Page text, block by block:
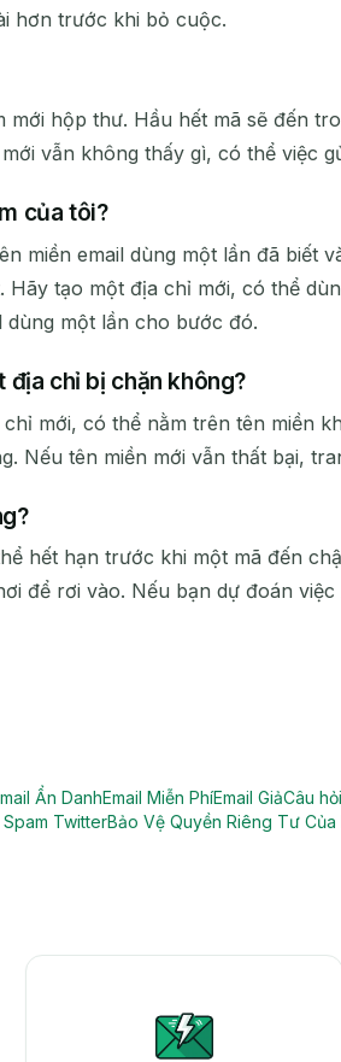
hơn trước khi bỏ cuộc.
mới hộp thư. Hầu hết mã sẽ đến
vẫn không thấy gì, có thể việc
của tôi?
miền email dùng một lần đã
tạo một địa chỉ mới, có thể
một lần cho bước đó.
địa chỉ bị chặn không?
mới, có thể nằm trên tên miền
Nếu tên miền mới vẫn thất bại,
hết hạn trước khi một mã đến
để rơi vào. Nếu bạn dự đoán
Ẩn DanhEmail Miễn PhíEmail GiảCâu
TwitterBảo Vệ Quyền Riêng Tư Của